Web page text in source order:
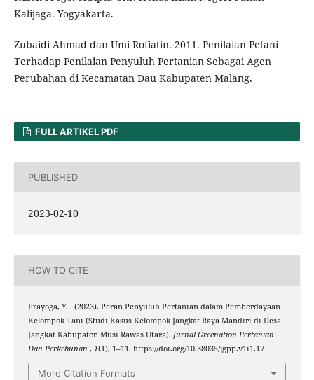
Kalijaga. Yogyakarta.
Zubaidi Ahmad dan Umi Rofiatin. 2011. Penilaian Petani
Terhadap Penilaian Penyuluh Pertanian Sebagai Agen
Perubahan di Kecamatan Dau Kabupaten Malang.
FULL ARTIKEL PDF
PUBLISHED
2023-02-10
HOW TO CITE
Prayoga, Y. . (2023). Peran Penyuluh Pertanian dalam Pemberdayaan
Kelompok Tani (Studi Kasus Kelompok Jangkat Raya Mandiri di Desa
Jangkat Kabupaten Musi Rawas Utara). Jurnal Greenation Pertanian
Dan Perkebunan , 1(1), 1–11. https://doi.org/10.38035/jgpp.v1i1.17
More Citation Formats